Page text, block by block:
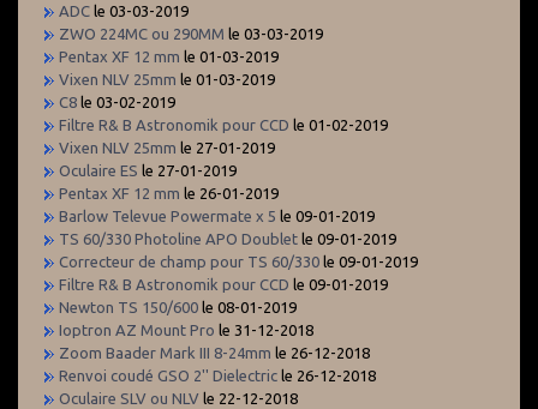
ADC le 03-03-2019
ZWO 224MC ou 290MM le 03-03-2019
Pentax XF 12 mm le 01-03-2019
Vixen NLV 25mm le 01-03-2019
C8 le 03-02-2019
Filtre R& B Astronomik pour CCD le 01-02-2019
Vixen NLV 25mm le 27-01-2019
Oculaire ES le 27-01-2019
Pentax XF 12 mm le 26-01-2019
Barlow Televue Powermate x 5 le 09-01-2019
TS 60/330 Photoline APO Doublet le 09-01-2019
Correcteur de champ pour TS 60/330 le 09-01-2019
Filtre R& B Astronomik pour CCD le 09-01-2019
Newton TS 150/600 le 08-01-2019
Ioptron AZ Mount Pro le 31-12-2018
Zoom Baader Mark III 8-24mm le 26-12-2018
Renvoi coudé GSO 2'' Dielectric le 26-12-2018
Oculaire SLV ou NLV le 22-12-2018